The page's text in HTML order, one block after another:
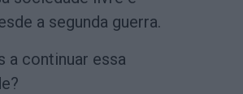
a segunda guerra.
a continuar essa